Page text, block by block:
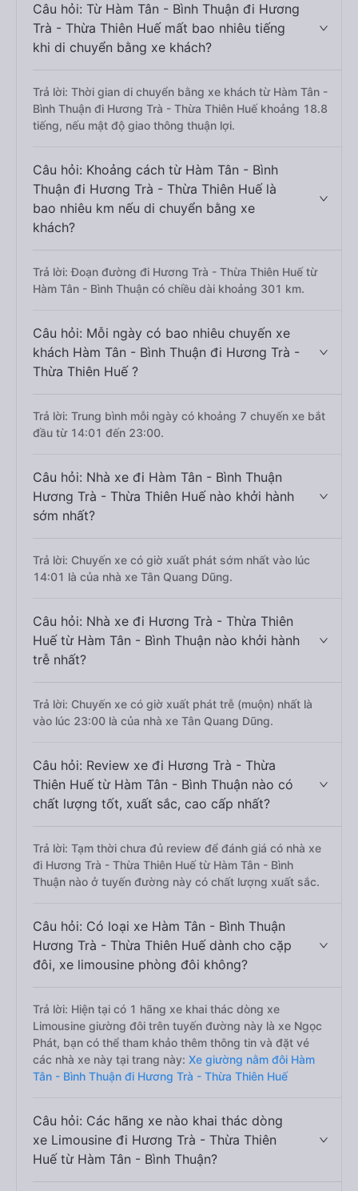
Câu hỏi: Từ Hàm Tân - Bình Thuận đi Hương
Trà - Thừa Thiên Huế mất bao nhiêu tiếng
khi di chuyển bằng xe khách?
Trả lời: Thời gian di chuyển bằng xe khách từ Hàm Tân -
Bình Thuận đi Hương Trà - Thừa Thiên Huế khoảng 18.8
tiếng, nếu mật độ giao thông thuận lợi.
Câu hỏi: Khoảng cách từ Hàm Tân - Bình
Thuận đi Hương Trà - Thừa Thiên Huế là
bao nhiêu km nếu di chuyển bằng xe
khách?
Trả lời: Đoạn đường đi Hương Trà - Thừa Thiên Huế từ
Hàm Tân - Bình Thuận có chiều dài khoảng 301 km.
Câu hỏi: Mỗi ngày có bao nhiêu chuyến xe
khách Hàm Tân - Bình Thuận đi Hương Trà -
Thừa Thiên Huế ?
Trả lời: Trung bình mỗi ngày có khoảng 7 chuyến xe bắt
đầu từ 14:01 đến 23:00.
Câu hỏi: Nhà xe đi Hàm Tân - Bình Thuận
Hương Trà - Thừa Thiên Huế nào khởi hành
sớm nhất?
Trả lời: Chuyến xe có giờ xuất phát sớm nhất vào lúc
14:01 là của nhà xe Tân Quang Dũng.
Câu hỏi: Nhà xe đi Hương Trà - Thừa Thiên
Huế từ Hàm Tân - Bình Thuận nào khởi hành
trễ nhất?
Trả lời: Chuyến xe có giờ xuất phát trễ (muộn) nhất là
vào lúc 23:00 là của nhà xe Tân Quang Dũng.
Câu hỏi: Review xe đi Hương Trà - Thừa
Thiên Huế từ Hàm Tân - Bình Thuận nào có
chất lượng tốt, xuất sắc, cao cấp nhất?
Trả lời: Tạm thời chưa đủ review để đánh giá có nhà xe
đi Hương Trà - Thừa Thiên Huế từ Hàm Tân - Bình
Thuận nào ở tuyến đường này có chất lượng xuất sắc.
Câu hỏi: Có loại xe Hàm Tân - Bình Thuận
Hương Trà - Thừa Thiên Huế dành cho cặp
đôi, xe limousine phòng đôi không?
Trả lời: Hiện tại có 1 hãng xe khai thác dòng xe
Limousine giường đôi trên tuyến đường này là xe Ngọc
Phát, bạn có thể tham khảo thêm thông tin và đặt vé
các nhà xe này tại trang này: Xe giường nằm đôi Hàm
Tân - Bình Thuận đi Hương Trà - Thừa Thiên Huế
Câu hỏi: Các hãng xe nào khai thác dòng
xe Limousine đi Hương Trà - Thừa Thiên
Huế từ Hàm Tân - Bình Thuận?